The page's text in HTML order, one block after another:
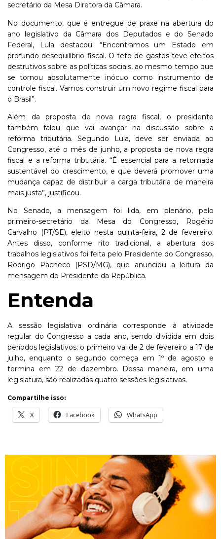
secretário da Mesa Diretora da Câmara.
No documento, que é entregue de praxe na abertura do
ano legislativo da Câmara dos Deputados e do Senado
Federal, Lula destacou: “Encontramos um Estado em
profundo desequilíbrio fiscal. O teto de gastos teve efeitos
destrutivos sobre as políticas sociais, ao mesmo tempo que
se tornou absolutamente inócuo como instrumento de
controle fiscal. Vamos construir um novo regime fiscal para
o Brasil”.
Além da proposta de nova regra fiscal, o presidente
também falou que vai avançar na discussão sobre a
reforma tributária. Segundo Lula, deve ser enviada ao
Congresso, até o mês de junho, a proposta de nova regra
fiscal e a reforma tributária. “É essencial para a retomada
sustentável do crescimento, e que deverá promover uma
mudança capaz de distribuir a carga tributária de maneira
mais justa”, justificou.
No Senado, a mensagem foi lida, em plenário, pelo
primeiro-secretário da Mesa do Congresso, Rogério
Carvalho (PT/SE), eleito nesta quinta-feira, 2 de fevereiro.
Antes disso, conforme rito tradicional, a abertura dos
trabalhos legislativos foi feita pelo Presidente do Congresso,
Rodrigo Pacheco (PSD/MG), que anunciou a leitura da
mensagem do Presidente da República.
Entenda
A sessão legislativa ordinária corresponde à atividade
regular do Congresso a cada ano, sendo dividida em dois
períodos legislativos: o primeiro vai de 2 de fevereiro a 17 de
julho, enquanto o segundo começa em 1º de agosto e
termina em 22 de dezembro. Dessa maneira, em uma
legislatura, são realizadas quatro sessões legislativas.
Compartilhe isso:
X Facebook WhatsApp